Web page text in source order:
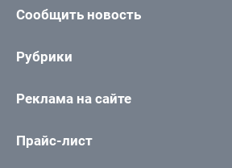
Сообщить новость
Рубрики
Реклама на сайте
Прайс-лист